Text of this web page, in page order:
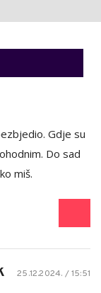
Gdje su
Do sad
miš.
25.12.2024. / 15:51